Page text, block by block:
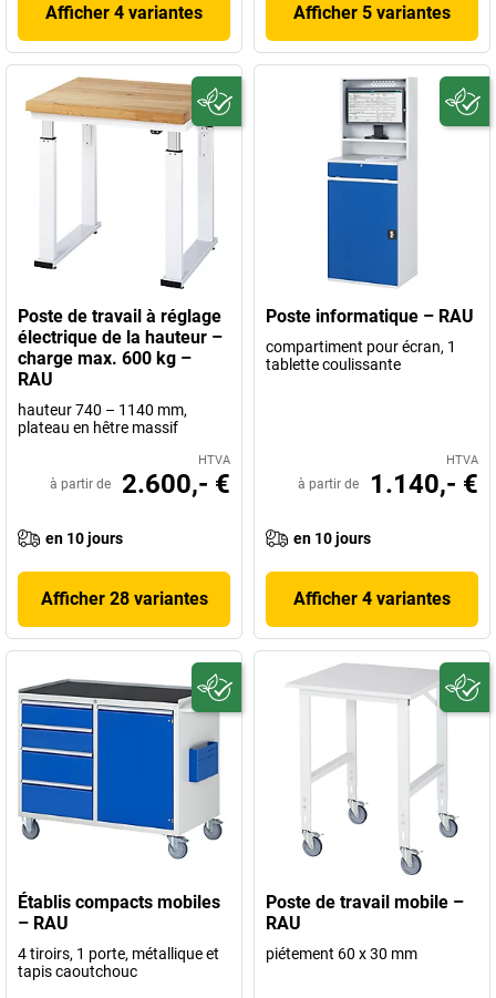
Afficher 4 variantes Afficher 5 variantes
Poste de travail à réglage
électrique de la hauteur –
charge max. 600 kg –
RAU
hauteur 740 – 1140 mm,
plateau en hêtre massif
HTVA
à partir de 2.600,- €
en 10 jours
Afficher 28 variantes
Poste informatique – RAU
compartiment pour écran, 1
tablette coulissante
HTVA
à partir de 1.140,- €
en 10 jours
Afficher 4 variantes
Établis compacts mobiles
– RAU
4 tiroirs, 1 porte, métallique et
tapis caoutchouc
Poste de travail mobile –
RAU
piétement 60 x 30 mm